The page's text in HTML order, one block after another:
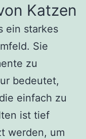
Katzen
ein starkes
Sie
zu
bedeutet,
einfach zu
ist tief
werden, um